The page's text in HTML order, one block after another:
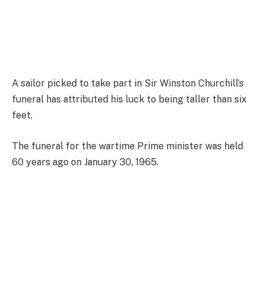
A sailor picked to take part in Sir Winston Churchill’s
funeral has attributed his luck to being taller than six
feet.
The funeral for the wartime Prime minister was held
60 years ago on January 30, 1965.